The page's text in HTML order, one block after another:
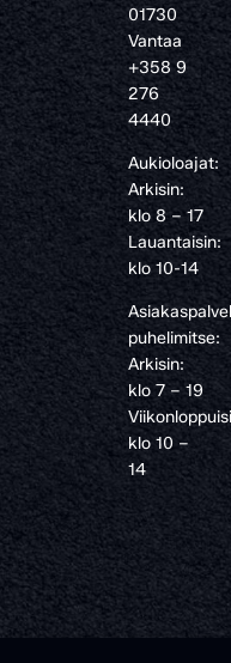
01730
Vantaa
+358 9
276
4440
Aukioloajat:
Arkisin:
klo 8 – 17
Lauantaisin:
klo 10-14
puhelimitse:
Arkisin:
klo 7 – 19
klo 10 –
14